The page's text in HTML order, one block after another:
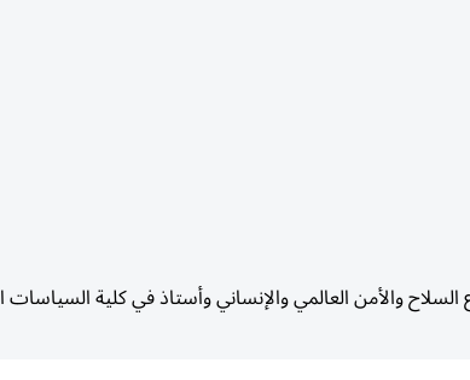
والأمن العالمي والإنساني وأستاذ في كلية السياسات